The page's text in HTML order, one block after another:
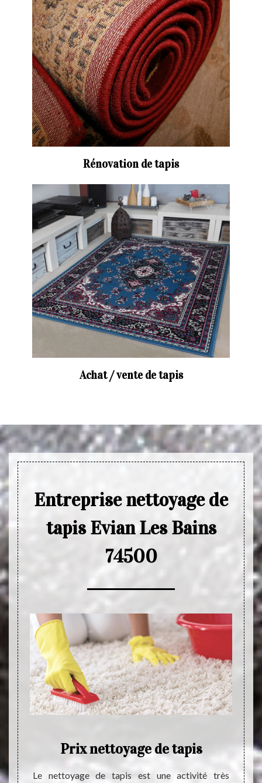
Rénovation de tapis
Achat / vente de tapis
Entreprise nettoyage de
tapis Evian Les Bains
74500
Prix nettoyage de tapis
Le nettoyage de tapis est une activité très
Le